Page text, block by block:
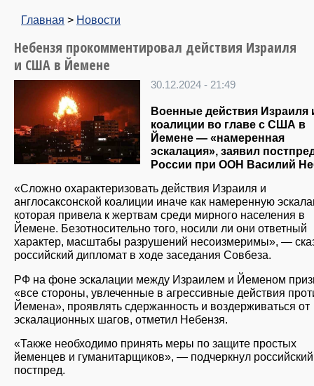
Главная > Новости
Небензя прокомментировал действия Израиля
и США в Йемене
30.12.2024 - 21:49
Военные действия Израиля
коалиции во главе с США в
Йемене — «намеренная
эскалация», заявил
России при ООН Василий
«Сложно охарактеризовать действия Израиля и
англосаксонской коалиции иначе как намеренную
которая привела к жертвам среди мирного населения в
Йемене. Безотносительно того, носили ли они ответный
характер, масштабы разрушений несоизмеримы», —
российский дипломат в ходе заседания Совбеза.
РФ на фоне эскалации между Израилем и Йеменом
«все стороны, увлеченные в агрессивные действия
Йемена», проявлять сдержанность и воздерживаться от
эскалационных шагов, отметил Небензя.
«Также необходимо принять меры по защите простых
йеменцев и гуманитарщиков», — подчеркнул российский
постпред.